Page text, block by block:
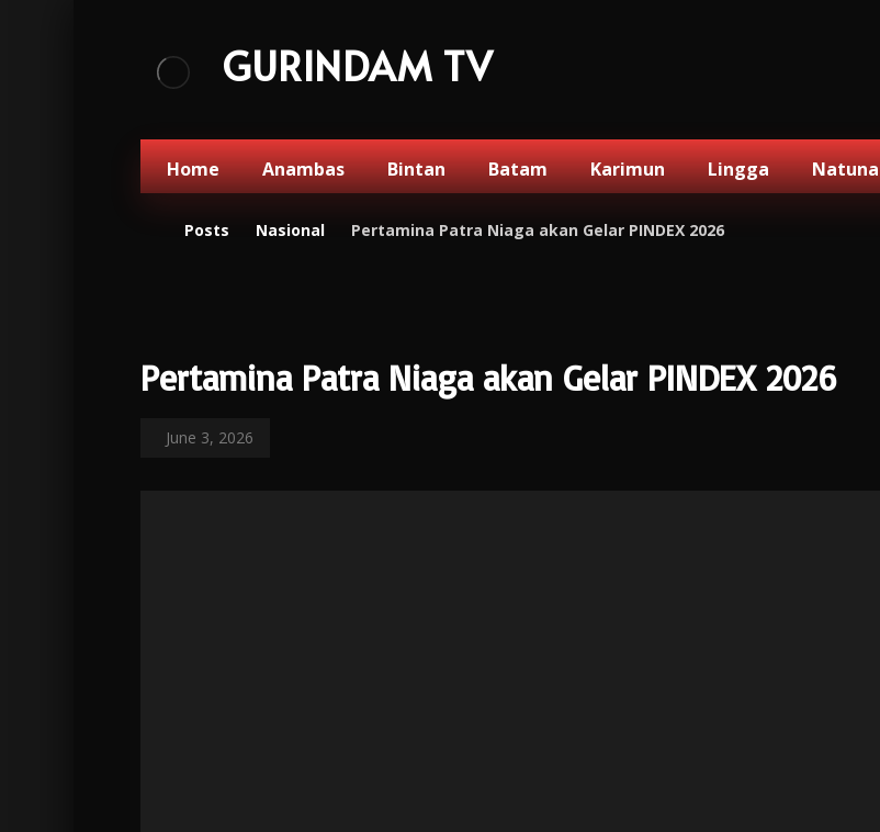
GURINDAM TV
Home Anambas Bintan Batam Karimun Lingga Natuna
Posts Nasional Pertamina Patra Niaga akan Gelar PINDEX 2026
Pertamina Patra Niaga akan Gelar PINDEX 2026
June 3, 2026